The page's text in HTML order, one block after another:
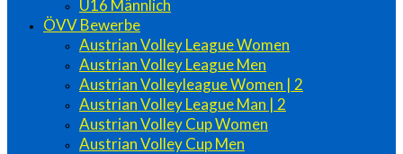
U16 Männlich
ÖVV Bewerbe
Austrian Volley League Women
Austrian Volley League Men
Austrian Volleyleague Women | 2
Austrian Volley League Man | 2
Austrian Volley Cup Women
Austrian Volley Cup Men